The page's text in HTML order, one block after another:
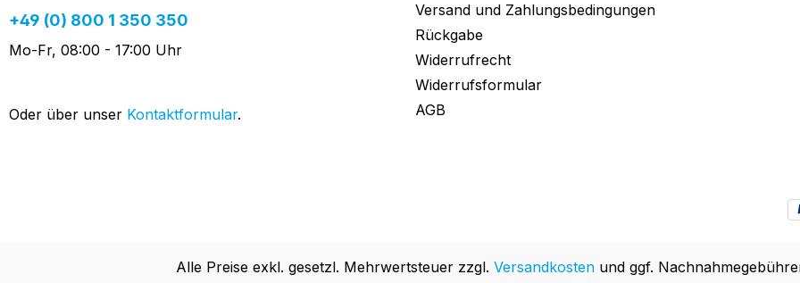
+49 (0) 800 1 350 350
Mo-Fr, 08:00 - 17:00 Uhr
Oder über unser Kontaktformular.
Versand und Zahlungsbedingungen
Rückgabe
Widerrufrecht
Widerrufsformular
AGB
Alle Preise exkl. gesetzl. Mehrwertsteuer zzgl. Versandkostenund ggf.